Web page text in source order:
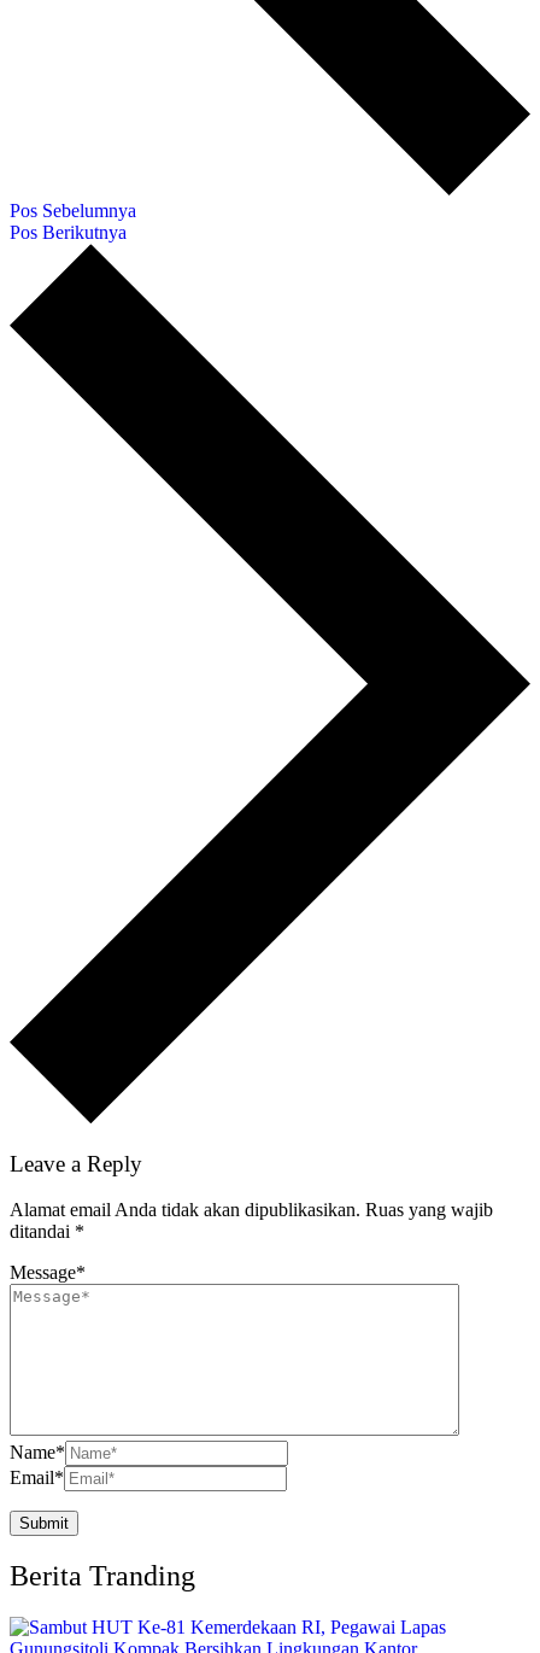
Pos Sebelumnya
Pos Berikutnya
Leave a Reply
Alamat email Anda tidak akan dipublikasikan. Ruas yang wajib
ditandai *
Message*
Name*
Email*
Berita Tranding